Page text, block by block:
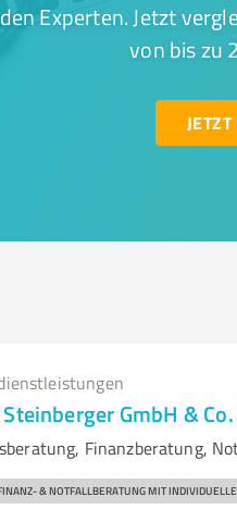
Experten. Jetzt
von bis zu
GmbH & Co.
Finanzberatung,
& NOTFALLBERATUNG MIT